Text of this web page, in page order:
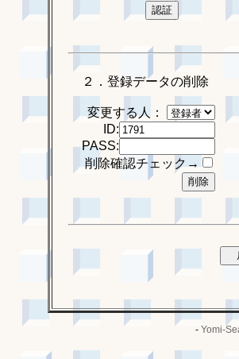
２．登録データの削除
変更する人：
ID:
PASS:
削除確認チェック→
- Yomi-